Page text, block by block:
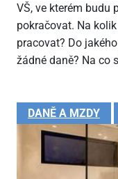
VŠ, ve kterém budu
pokračovat. Na
pracovat? Do
žádné daně? Na co
DANĚ A MZDY